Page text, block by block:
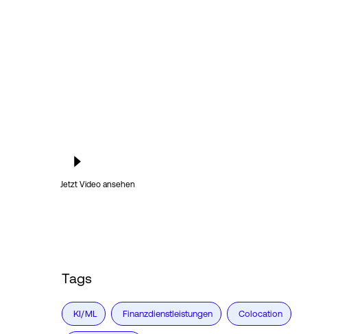
Jetzt Video ansehen
Tags
KI/ML Finanzdienstleistungen Colocation